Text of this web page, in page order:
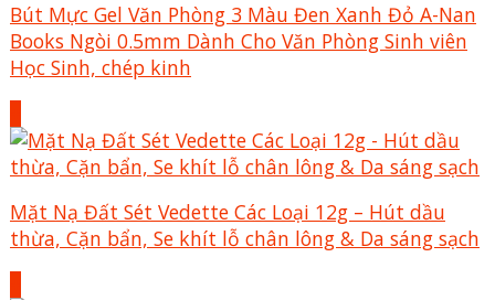
Bút Mực Gel Văn Phòng 3 Màu Đen Xanh Đỏ A-Nan
Books Ngòi 0.5mm Dành Cho Văn Phòng Sinh viên
Học Sinh, chép kinh
Mặt Nạ Đất Sét Vedette Các Loại 12g – Hút dầu
thừa, Cặn bẩn, Se khít lỗ chân lông & Da sáng sạch